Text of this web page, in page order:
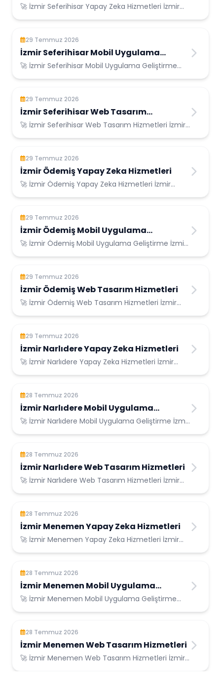
🚀 İzmir Seferihisar Yapay Zeka Hizmetleri İzmir
29 Temmuz 2026
İzmir Seferihisar Mobil Uygulama
Geliştirme
🚀 İzmir Seferihisar Mobil Uygulama Geliştirme
29 Temmuz 2026
İzmir Seferihisar Web Tasarım
Hizmetleri
🚀 İzmir Seferihisar Web Tasarım Hizmetleri İzmir
29 Temmuz 2026
İzmir Ödemiş Yapay Zeka Hizmetleri
🚀 İzmir Ödemiş Yapay Zeka Hizmetleri İzmir
29 Temmuz 2026
İzmir Ödemiş Mobil Uygulama
Geliştirme
🚀 İzmir Ödemiş Mobil Uygulama Geliştirme İzmir
29 Temmuz 2026
İzmir Ödemiş Web Tasarım Hizmetleri
🚀 İzmir Ödemiş Web Tasarım Hizmetleri İzmir
29 Temmuz 2026
İzmir Narlıdere Yapay Zeka Hizmetleri
🚀 İzmir Narlıdere Yapay Zeka Hizmetleri İzmir
28 Temmuz 2026
İzmir Narlıdere Mobil Uygulama
Geliştirme
🚀 İzmir Narlıdere Mobil Uygulama Geliştirme İzmir
28 Temmuz 2026
İzmir Narlıdere Web Tasarım Hizmetleri
🚀 İzmir Narlıdere Web Tasarım Hizmetleri İzmir
28 Temmuz 2026
İzmir Menemen Yapay Zeka Hizmetleri
🚀 İzmir Menemen Yapay Zeka Hizmetleri İzmir
28 Temmuz 2026
İzmir Menemen Mobil Uygulama
Geliştirme
🚀 İzmir Menemen Mobil Uygulama Geliştirme
28 Temmuz 2026
İzmir Menemen Web Tasarım Hizmetleri
🚀 İzmir Menemen Web Tasarım Hizmetleri İzmir